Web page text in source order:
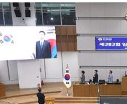
탄…도로 잠기고 담벼락 붕괴
9뿌리 발견…감정가 1.3억원
종 60대, 닷새 만에 숨진 채 발견
서 '홈팀' 일본과 한일전
전복…1명 사망·1명 실종
최고 35도' 무더위, 열대야 계속[